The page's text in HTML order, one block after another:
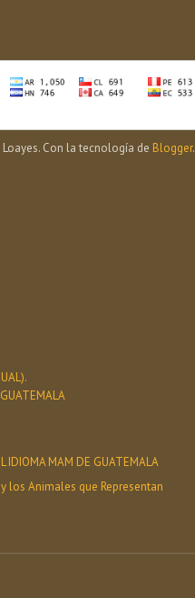
Loayes. Con la tecnología de Blogger.
IDIOMA MAM DE GUATEMALA
los Animales que Representan